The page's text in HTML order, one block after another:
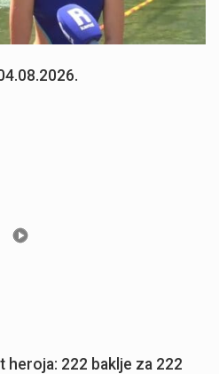
heroja: 222 baklje za 222